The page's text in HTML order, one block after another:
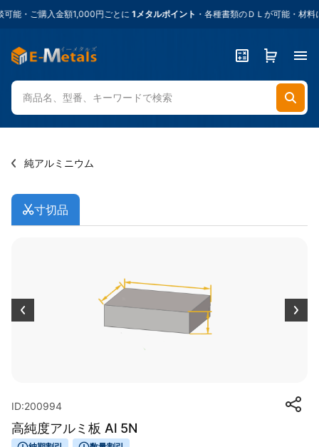
・ご購入金額1,000円ごとに 1メタルポイント・各種書類のＤＬが可能・材料に
純アルミニウム
寸切品
ID:200994
高純度アルミ板 Al 5N